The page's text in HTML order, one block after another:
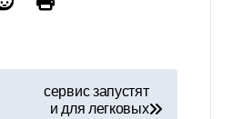
сервис запустят
и для легковых